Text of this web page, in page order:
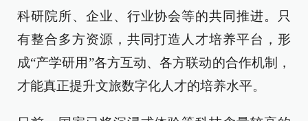
科研院所、企业、行业协会等的共同推进。只
有整合多方资源，共同打造人才培养平台，形
成“产学研用”各方互动、各方联动的合作机制，
才能真正提升文旅数字化人才的培养水平。